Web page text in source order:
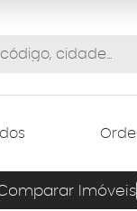
Imóveis